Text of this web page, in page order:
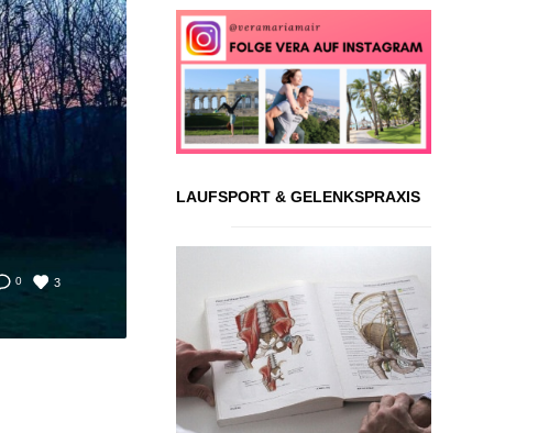
0 3
LAUFSPORT & GELENKSPRAXIS